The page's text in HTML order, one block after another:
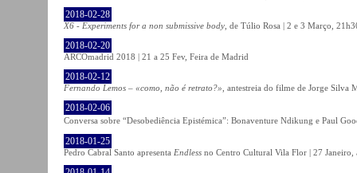
2018-02-28
X6 - Experiments for a non submissive body , de Túlio Rosa | 2 e 3 Março,
2018-02-20
ARCOmadrid 2018 | 21 a 25 Fev, Feira de Madrid
2018-02-12
Fernando Lemos – «como, não é retrato?» , antestreia do filme de Jorge Silva
2018-02-06
Conversa sobre “Desobediência Epistémica”: Bonaventure Ndikung e Paul
2018-01-25
Pedro Cabral Santo apresenta Endless no Centro Cultural Vila Flor | 27 Janeiro,